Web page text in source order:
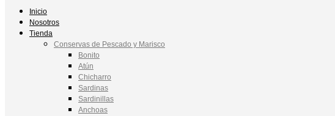
Inicio
Nosotros
Tienda
Conservas de Pescado y Marisco
Bonito
Atún
Chicharro
Sardinas
Sardinillas
Anchoas